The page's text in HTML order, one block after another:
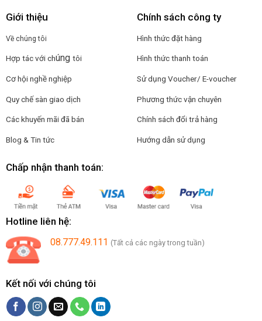
Giới thiệu
Về chúng tôi
Hợp tác với chúng tôi
Cơ hội nghề nghiệp
Quy chế sàn giao dịch
Các khuyến mãi đã bán
Blog & Tin tức
Chính sách công ty
Hình thức đặt hàng
Hình thức thanh toán
Sử dụng Voucher/ E-voucher
Phương thức vận chuyên
Chính sách đổi trả hàng
Hướng dẫn sử dụng
Chấp nhận thanh toán:
Hotline liên hệ:
08.777.49.111 (Tất cả các ngày trong tuần)
Kết nối với chúng tôi